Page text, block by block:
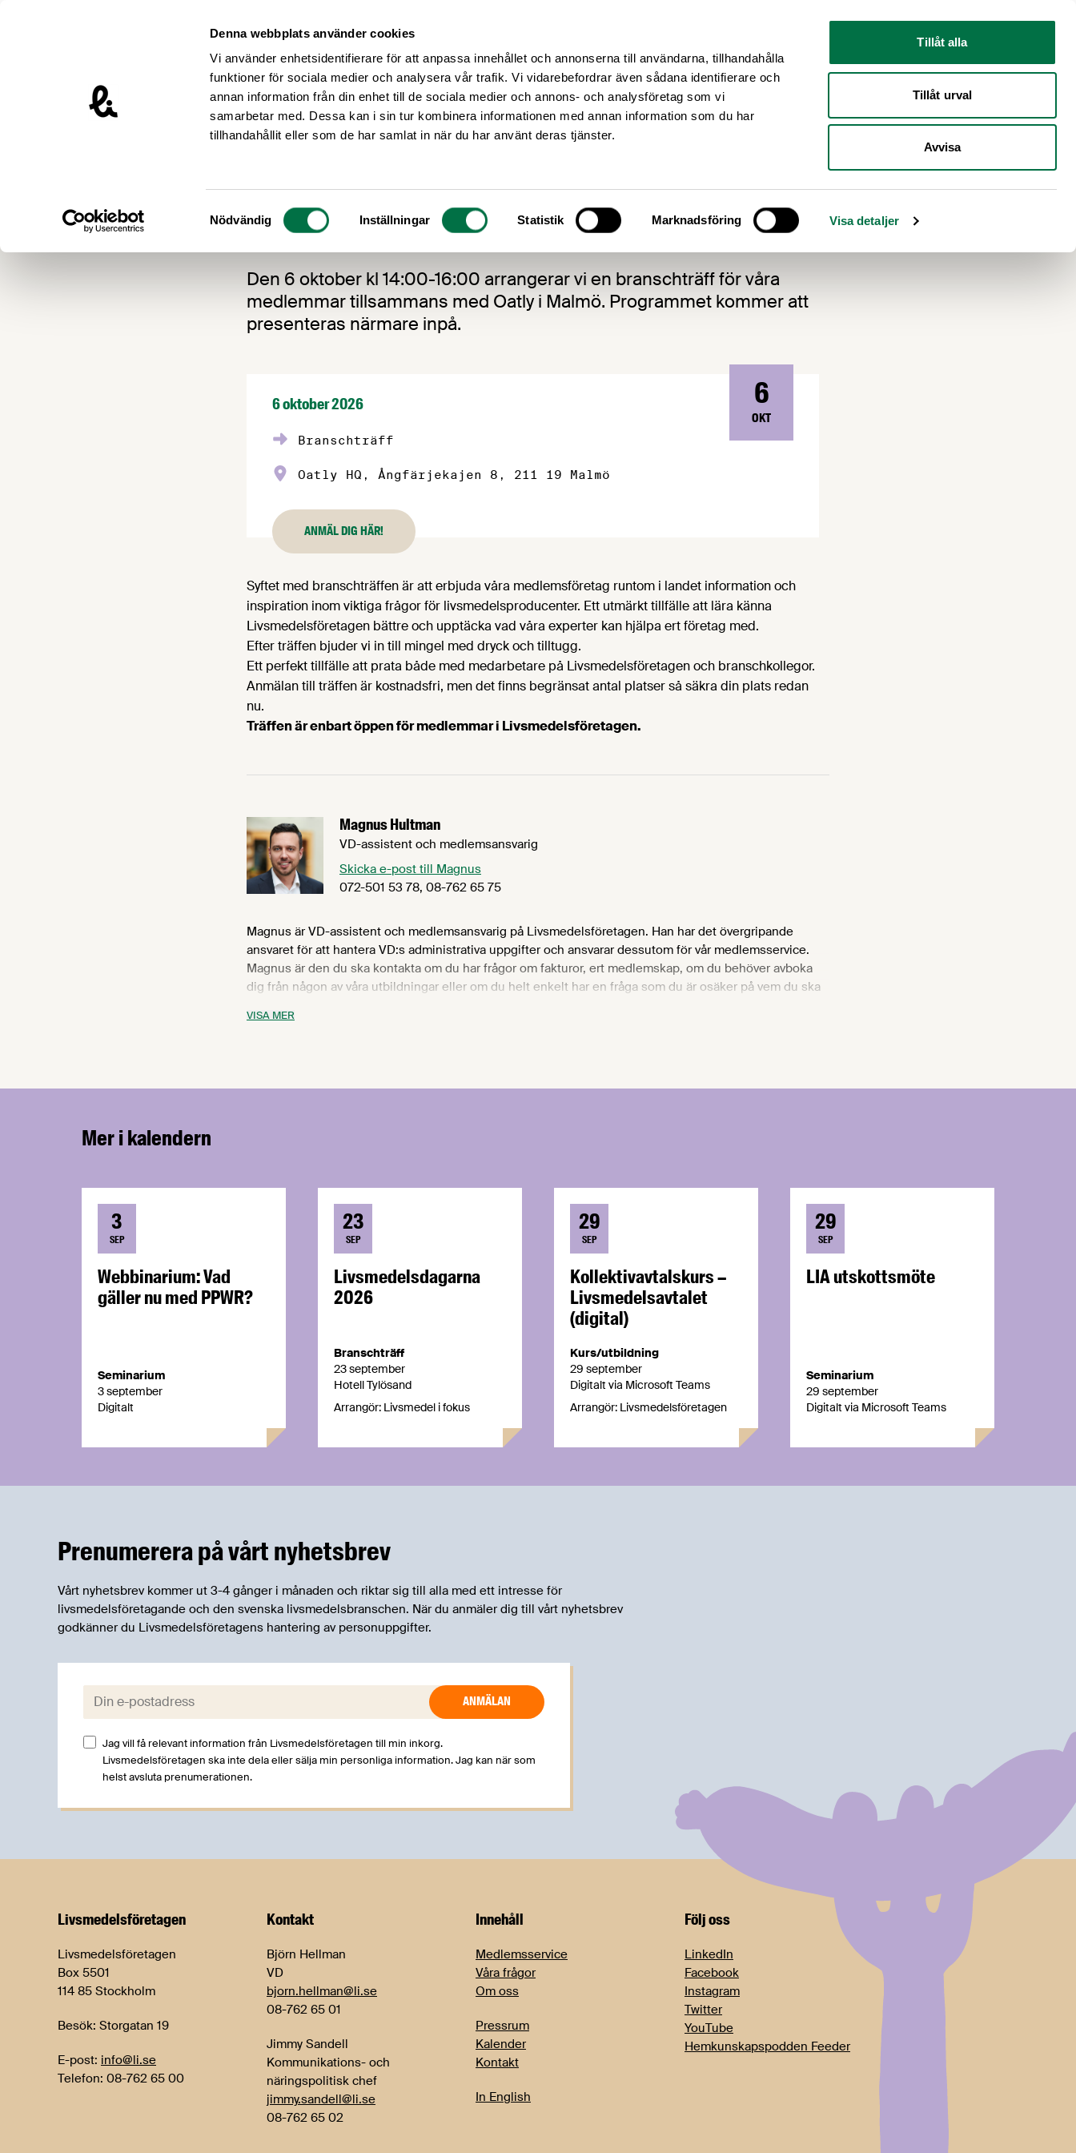
Denna webbplats använder cookies
Vi använder enhetsidentifierare för att anpassa innehållet och annonserna till användarna, tillhandahålla
funktioner för sociala medier och analysera vår trafik. Vi vidarebefordrar även sådana identifierare och
annan information från din enhet till de sociala medier och annons- och analysföretag som vi
samarbetar med. Dessa kan i sin tur kombinera informationen med annan information som du har
tillhandahållit eller som de har samlat in när du har använt deras tjänster.
Samtyckesval
Nödvändig Inställningar Statistik Marknadsföring Visa detaljer
Tillåt alla
Tillåt urval
Avvisa
Livsmedelsföretagen – till startsidan
Kalender
Branschträff – Malmö
Den 6 oktober kl 14:00-16:00 arrangerar vi en branschträff för våra
medlemmar tillsammans med Oatly i Malmö. Programmet kommer att
presenteras närmare inpå.
6
OKT
6 oktober 2026
Branschträff
Oatly HQ, Ångfärjekajen 8, 211 19 Malmö
ANMÄL DIG HÄR!
Syftet med branschträffen är att erbjuda våra medlemsföretag runtom i landet information och
inspiration inom viktiga frågor för livsmedelsproducenter. Ett utmärkt tillfälle att lära känna
Livsmedelsföretagen bättre och upptäcka vad våra experter kan hjälpa ert företag med.
Efter träffen bjuder vi in till mingel med dryck och tilltugg.
Ett perfekt tillfälle att prata både med medarbetare på Livsmedelsföretagen och branschkollegor.
Anmälan till träffen är kostnadsfri, men det finns begränsat antal platser så säkra din plats redan
nu.
Träffen är enbart öppen för medlemmar i Livsmedelsföretagen.
Magnus Hultman
VD-assistent och medlemsansvarig
Skicka e-post till Magnus
072-501 53 78, 08-762 65 75
Magnus är VD-assistent och medlemsansvarig på Livsmedelsföretagen. Han har det övergripande
ansvaret för att hantera VD:s administrativa uppgifter och ansvarar dessutom för vår medlemsservice.
Magnus är den du ska kontakta om du har frågor om fakturor, ert medlemskap, om du behöver avboka
dig från någon av våra utbildningar eller om du helt enkelt har en fråga som du är osäker på vem du ska
VISA MER
Mer i kalendern
Webbinarium: Vad
gäller nu med PPWR?
3
SEP
Seminarium
3 september
Digitalt
Livsmedelsdagarna
2026
23
SEP
Branschträff
23 september
Hotell Tylösand
Arrangör: Livsmedel i fokus
Kollektivavtalskurs –
Livsmedelsavtalet
(digital)
29
SEP
Kurs/utbildning
29 september
Digitalt via Microsoft Teams
Arrangör: Livsmedelsföretagen
LIA utskottsmöte
29
SEP
Seminarium
29 september
Digitalt via Microsoft Teams
Prenumerera på vårt nyhetsbrev
Vårt nyhetsbrev kommer ut 3-4 gånger i månaden och riktar sig till alla med ett intresse för
livsmedelsföretagande och den svenska livsmedelsbranschen. När du anmäler dig till vårt nyhetsbrev
godkänner du Livsmedelsföretagens hantering av personuppgifter.
E-post:
Jag vill få relevant information från Livsmedelsföretagen till min inkorg.
Livsmedelsföretagen ska inte dela eller sälja min personliga information. Jag kan när som
helst avsluta prenumerationen.
Livsmedels­företagen
Livsmedelsföretagen
Box 5501
114 85 Stockholm
Besök: Storgatan 19
E-post: info@li.se
Telefon: 08-762 65 00
Kontakt
Björn Hellman
VD
bjorn.hellman@li.se
08-762 65 01
Jimmy Sandell
Kommunikations- och
näringspolitisk chef
jimmy.sandell@li.se
08-762 65 02
Innehåll
Medlemsservice
Våra frågor
Om oss
Pressrum
Kalender
Kontakt
In English
Följ oss
LinkedIn
Facebook
Instagram
Twitter
YouTube
Hemkunskapspodden Feeder